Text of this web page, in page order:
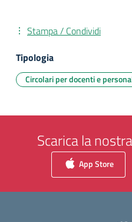
Stampa / Condividi
Tipologia
Circolari per docenti e
Scarica la
App Store